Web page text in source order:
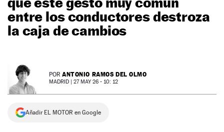
SUPERCOCHES
MOTORTV
NEWSLETTER
entre los conductores destroza
la caja de cambios
POR ANTONIO RAMOS DEL OLMO
MADRID | 27 MAY 26 - 10: 12
Añadir EL MOTOR en Google